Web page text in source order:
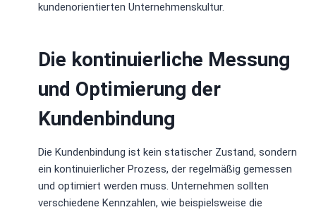
kundenorientierten Unternehmenskultur.
Die kontinuierliche Messung
und Optimierung der
Kundenbindung
Die Kundenbindung ist kein statischer Zustand, sondern
ein kontinuierlicher Prozess, der regelmäßig gemessen
und optimiert werden muss. Unternehmen sollten
verschiedene Kennzahlen, wie beispielsweise die